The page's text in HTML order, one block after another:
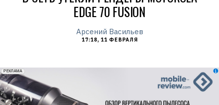
EDGE 70 FUSION
Арсений Васильев
17:18, 11 ФЕВРАЛЯ
erid: 2VfnxxmNzs5
РЕКЛАМА